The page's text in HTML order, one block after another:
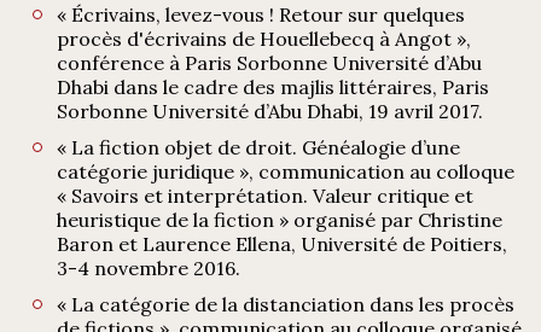
« Écrivains, levez-vous ! Retour sur quelques
procès d'écrivains de Houellebecq à Angot »,
conférence à Paris Sorbonne Université d’Abu
Dhabi dans le cadre des majlis littéraires, Paris
Sorbonne Université d’Abu Dhabi, 19 avril 2017.
« La fiction objet de droit. Généalogie d’une
catégorie juridique », communication au colloque
« Savoirs et interprétation. Valeur critique et
heuristique de la fiction » organisé par Christine
Baron et Laurence Ellena, Université de Poitiers,
3-4 novembre 2016.
« La catégorie de la distanciation dans les procès